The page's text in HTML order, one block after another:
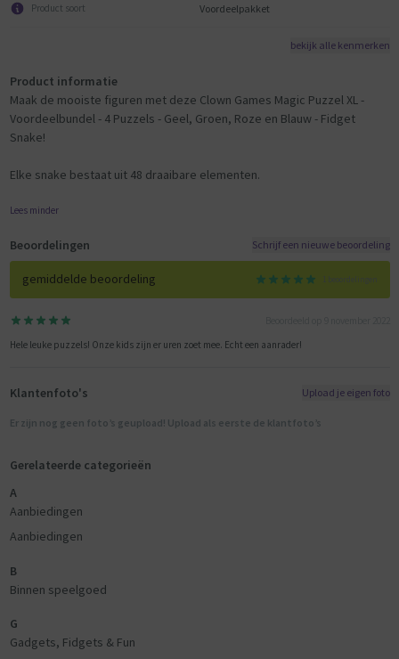
Product soort Voordeelpakket
bekijk alle kenmerken
Product informatie
Maak de mooiste figuren met deze Clown Games Magic Puzzel XL -
Voordeelbundel - 4 Puzzels - Geel, Groen, Roze en Blauw - Fidget
Snake!
Elke snake bestaat uit 48 draaibare elementen.
Lees minder
Beoordelingen Schrijf een nieuwe beoordeling
gemiddelde beoordeling 1 beoordelingen
Hele leuke puzzels! Onze kids zijn er uren zoet mee. Echt een aanrader!
Klantenfoto's Upload je eigen foto
Er zijn nog geen foto’s geupload! Upload als eerste de klantfoto’s
Gerelateerde categorieën
A
Aanbiedingen
Aanbiedingen
B
Binnen speelgoed
G
Gadgets, Fidgets & Fun